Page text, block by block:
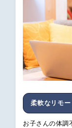
柔軟なリモ
お子さんの体調